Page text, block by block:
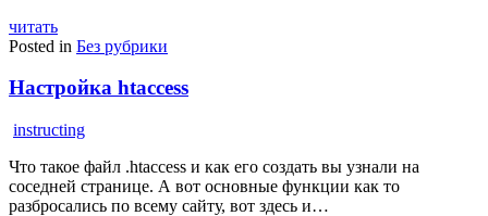
читать
Posted in Без рубрики
Настройка htaccess
instructing
Что такое файл .htaccess и как его создать вы узнали на
соседней странице. А вот основные функции как то
разбросались по всему сайту, вот здесь и…